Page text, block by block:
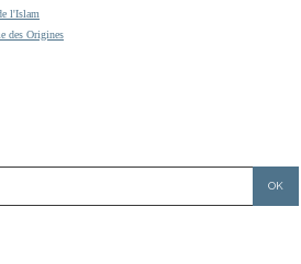
l'Islam
des Origines